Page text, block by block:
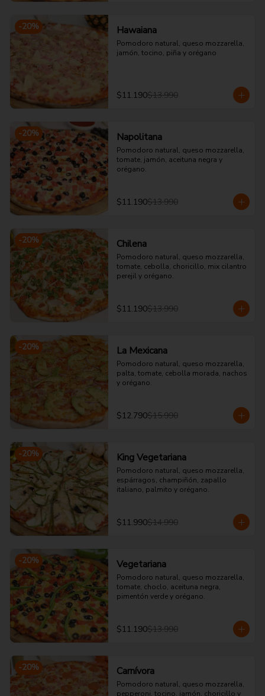
-20% Hawaiana
Pomodoro natural, queso mozzarella,
jamón, tocino, piña y orégano
$11.190$13.990
-20% Napolitana
Pomodoro natural, queso mozzarella,
tomate, jamón, aceituna negra y
orégano.
$11.190$13.990
-20% Chilena
Pomodoro natural, queso mozzarella,
tomate, cebolla, choricillo, mix cilantro
perejil y orégano.
$11.190$13.990
-20% La Mexicana
Pomodoro natural, queso mozzarella,
palta, tomate, cebolla morada, nachos
y orégano.
$12.790$15.990
-20% King Vegetariana
Pomodoro natural, queso mozzarella,
espárragos, champiñón, zapallo
italiano, palmito y orégano.
$11.990$14.990
-20% Vegetariana
Pomodoro natural, queso mozzarella,
tomate, choclo, aceituna negra,
pimentón verde y orégano.
$11.190$13.990
-20% Carnívora
Pomodoro natural, queso mozzarella,
pepperoni, tocino, jamón, choricillo y